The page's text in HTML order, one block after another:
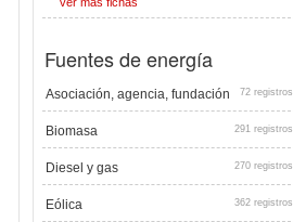
Fuentes de energía
Asociación, agencia, fundación 72 registros
Biomasa 291 registros
Diesel y gas 270 registros
Eólica 362 registros